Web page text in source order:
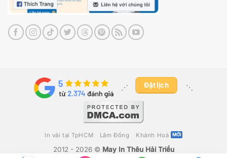
⋰ ​ Đặt lịch ⋱
In vải tại TpHCM Lâm Đồng Khánh Hoà
2012 - 2026 © May In Thêu Hải Triều